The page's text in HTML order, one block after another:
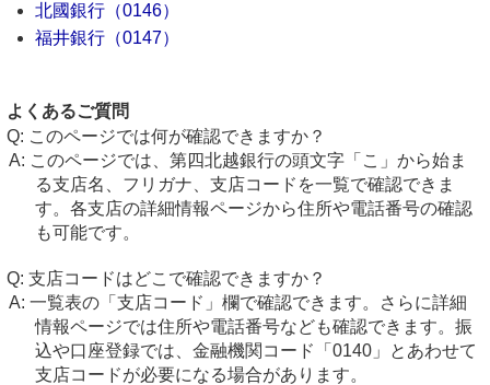
北國銀行（0146）
福井銀行（0147）
よくあるご質問
このページでは何が確認できますか？
このページでは、第四北越銀行の頭文字「こ」から始ま
る支店名、フリガナ、支店コードを一覧で確認できま
す。各支店の詳細情報ページから住所や電話番号の確認
も可能です。
支店コードはどこで確認できますか？
一覧表の「支店コード」欄で確認できます。さらに詳細
情報ページでは住所や電話番号なども確認できます。振
込や口座登録では、金融機関コード「0140」とあわせて
支店コードが必要になる場合があります。